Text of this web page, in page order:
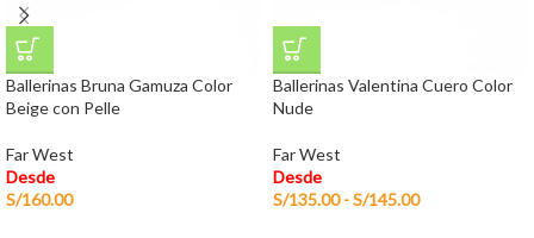
Ballerinas Bruna Gamuza Color
Beige con Pelle
Far West
Desde
S/160.00
Ballerinas Valentina Cuero Color
Nude
Far West
Desde
S/135.00 -S/145.00